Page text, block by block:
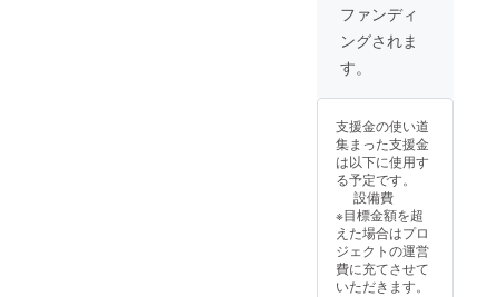
ファンディ
ングされま
す。
支援金の使い道
集まった支援金
は以下に使用す
る予定です。
設備費
※目標金額を超
えた場合はプロ
ジェクトの運営
費に充てさせて
いただきます。